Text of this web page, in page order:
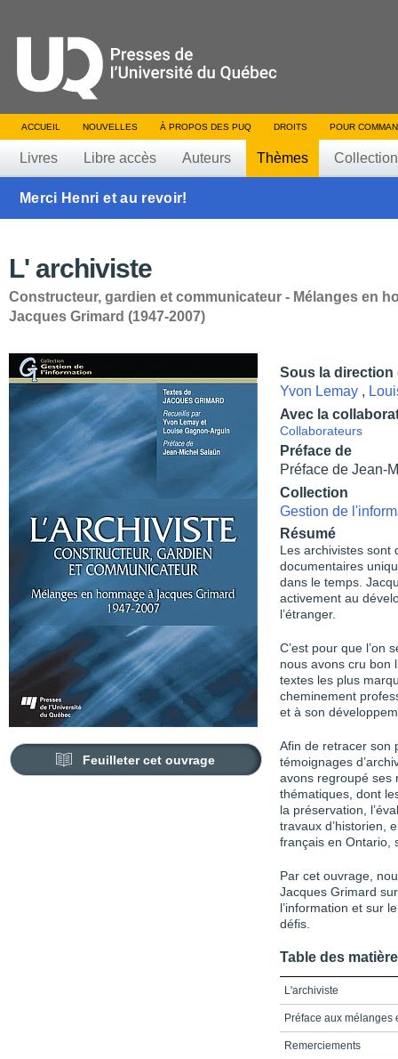
ACCUEIL NOUVELLES À PROPOS DES PUQ DROITS POUR
Livres Libre accès Auteurs Thèmes
Merci Henri et au revoir!
L' archiviste
Constructeur, gardien et communicateur - Mélanges en
Jacques Grimard (1947-2007)
Feuilleter cet ouvrage
Sous la direction
Yvon Lemay ,
Avec la
Collaborateurs
Préface de
Préface de Jean-
Collection
Gestion de
Résumé
Les archivistes sont
documentaires
dans le temps.
activement au
l’étranger.
C’est pour que l’on
nous avons cru bon
textes les plus
cheminement
et à son
Afin de retracer son
témoignages
avons regroupé ses
thématiques, dont
la préservation,
travaux d’historien,
français en Ontario,
Par cet ouvrage,
Jacques Grimard
l’information et sur
défis.
Table des
L'archiviste
Préface aux mélanges
Remerciements